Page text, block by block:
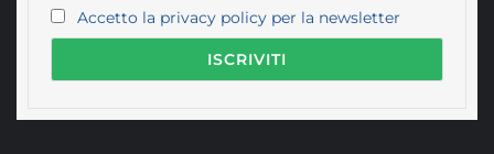
Accetto la privacy policy per la newsletter